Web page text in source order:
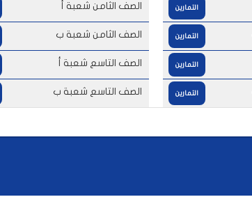
التمارين
التمارين
التمارين
التمارين
الصف الثامن شعبة أ
الصف الثامن شعبة ب
الصف التاسع شعبة أ
الصف التاسع شعبة ب